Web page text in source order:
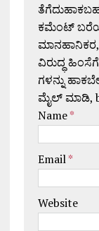
ಕಮೆಂಟ್
ಮಾನಹಾನಿಕರ,
ವಿರುದ್ಧ
ಗಳನ್ನು
ಮೈಲ್ ಮಾಡಿ,
Name*
Email*
Website